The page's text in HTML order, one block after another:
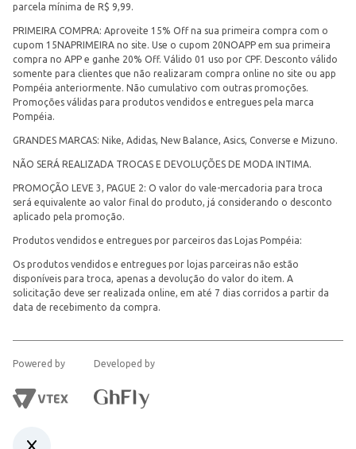
parcela mínima de R$ 9,99.
PRIMEIRA COMPRA: Aproveite 15% Off na sua primeira compra com o
cupom 15NAPRIMEIRA no site. Use o cupom 20NOAPP em sua primeira
compra no APP e ganhe 20% Off. Válido 01 uso por CPF. Desconto válido
somente para clientes que não realizaram compra online no site ou app
Pompéia anteriormente. Não cumulativo com outras promoções.
Promoções válidas para produtos vendidos e entregues pela marca
Pompéia.
GRANDES MARCAS: Nike, Adidas, New Balance, Asics, Converse e Mizuno.
NÃO SERÁ REALIZADA TROCAS E DEVOLUÇÕES DE MODA INTIMA.
PROMOÇÃO LEVE 3, PAGUE 2: O valor do vale-mercadoria para troca
será equivalente ao valor final do produto, já considerando o desconto
aplicado pela promoção.
Produtos vendidos e entregues por parceiros das Lojas Pompéia:
Os produtos vendidos e entregues por lojas parceiras não estão
disponíveis para troca, apenas a devolução do valor do item. A
solicitação deve ser realizada online, em até 7 dias corridos a partir da
data de recebimento da compra.
Powered by Developed by